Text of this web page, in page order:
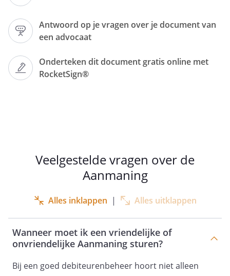
Antwoord op je vragen over je document van
een advocaat
Onderteken dit document gratis online met
RocketSign®
Ons kenmerk:
Het betreft de volgende :
Factuurnummer
Factuurdatum
Vervaldatum
Factuurbedrag
Veelgestelde vragen over de
Aanmaning
Alles inklappen | Alles uitklappen
Wanneer moet ik een vriendelijke of
onvriendelijke Aanmaning sturen?
Bij een goed debiteurenbeheer hoort niet alleen